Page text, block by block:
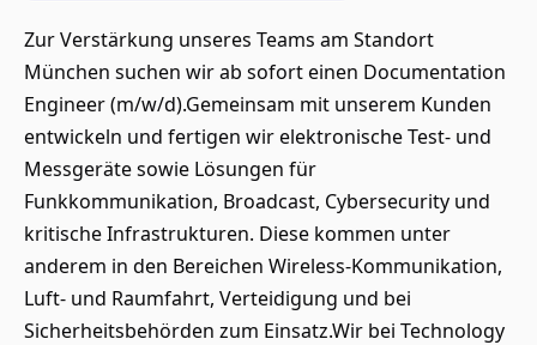
Zur Verstärkung unseres Teams am Standort
München suchen wir ab sofort einen Documentation
Engineer (m/w/d).Gemeinsam mit unserem Kunden
entwickeln und fertigen wir elektronische Test- und
Messgeräte sowie Lösungen für
Funkkommunikation, Broadcast, Cybersecurity und
kritische Infrastrukturen. Diese kommen unter
anderem in den Bereichen Wireless-Kommunikation,
Luft- und Raumfahrt, Verteidigung und bei
Sicherheitsbehörden zum Einsatz.Wir bei Technology